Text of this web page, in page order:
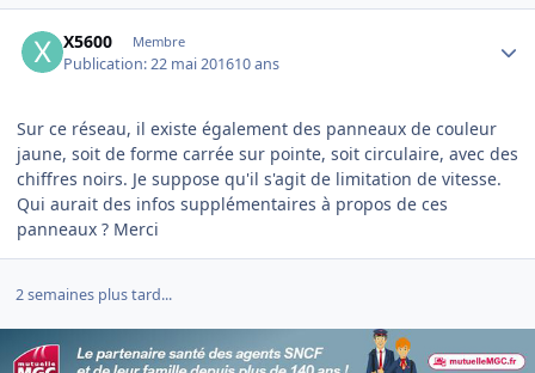
X5600 Membre
Publication:22 mai 201610 ans
Sur ce réseau, il existe également des panneaux de couleur
jaune, soit de forme carrée sur pointe, soit circulaire, avec des
chiffres noirs. Je suppose qu'il s'agit de limitation de vitesse.
Qui aurait des infos supplémentaires à propos de ces
panneaux ? Merci
2 semaines plus tard...